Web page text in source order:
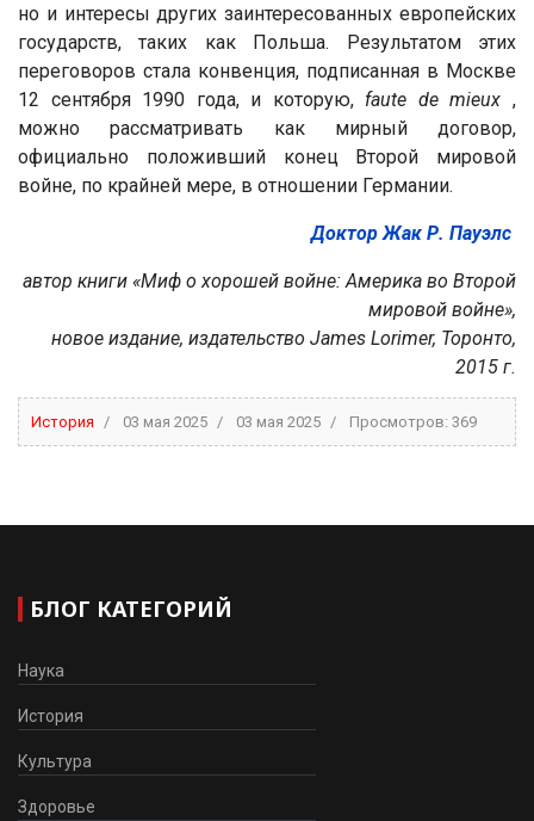
но и интересы других заинтересованных европейских
государств, таких как Польша. Результатом этих
переговоров стала конвенция, подписанная в Москве
12 сентября 1990 года, и которую, faute de mieux ,
можно рассматривать как мирный договор,
официально положивший конец Второй мировой
войне, по крайней мере, в отношении Германии.
Доктор Жак Р. Пауэлс
автор книги «Миф о хорошей войне: Америка во Второй
мировой войне»,
новое издание, издательство James Lorimer, Торонто,
2015 г.
История 03 мая 2025 03 мая 2025 Просмотров: 369
БЛОГ КАТЕГОРИЙ
Наука
История
Культура
Здоровье